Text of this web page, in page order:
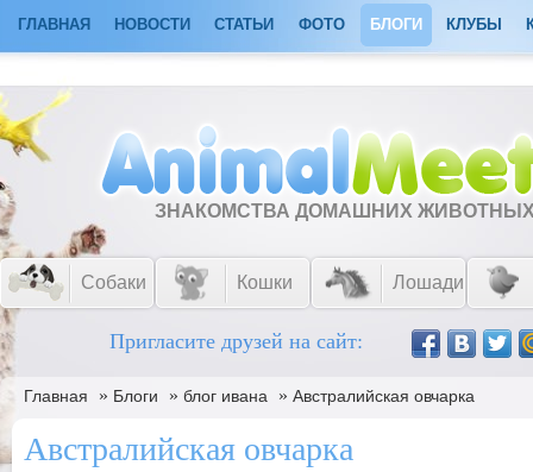
ГЛАВНАЯ НОВОСТИ СТАТЬИ ФОТО БЛОГИ КЛУБЫ
ЗНАКОМСТВА ДОМАШНИХ
Собаки Кошки Лошади
Пригласите друзей на сайт:
Главная » Блоги » блог ивaна » Австралийская овчарка
Австралийская овчарка